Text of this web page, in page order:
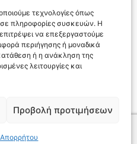
τεχνολογίες όπως
πληροφορίες συσκευών. Η
να επεξεργαστούμε
περιήγησης ή μοναδικά
ή η ανάκληση της
λειτουργίες και
Προβολή προτιμήσεων
πύλη σύνδεσης
Ελλάδας με τα